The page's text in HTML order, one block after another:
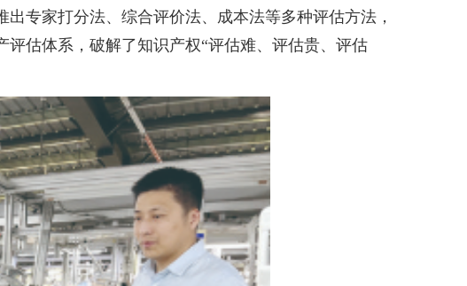
专家打分法、综合评价法、成本法等多种评估方法，
估体系，破解了知识产权“评估难、评估贵、评估